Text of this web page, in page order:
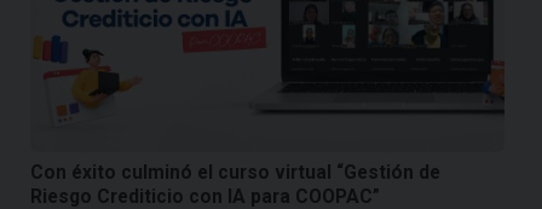
Con éxito culminó el curso virtual “Gestión de
Riesgo Crediticio con IA para COOPAC”